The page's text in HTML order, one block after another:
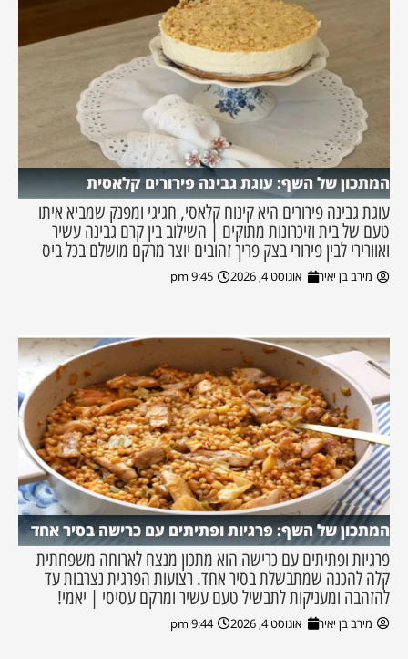
המתכון של השף: עוגת גבינה פירורים קלאסית
עוגת גבינה פירורים היא קינוח קלאסי, חגיגי ומפנק שמביא איתו
טעם של בית וזיכרונות מתוקים | השילוב בין קרם גבינה עשיר
ואוורירי לבין פירורי בצק פריך זהובים יוצר מרקם מושלם בכל ביס
מירב בן יאיר אוגוסט 4, 2026 9:45 pm
המתכון של השף: פרגיות ופתיתים עם כרישה בסיר אחד
פרגיות ופתיתים עם כרישה הוא מתכון מנצח לארוחה משפחתית
קלה להכנה שמתבשלת בסיר אחד. רצועות הפרגית נצרבות עד
להזהבה ומעניקות לתבשיל טעם עשיר ומרקם עסיסי | יאמי!
מירב בן יאיר אוגוסט 4, 2026 9:44 pm